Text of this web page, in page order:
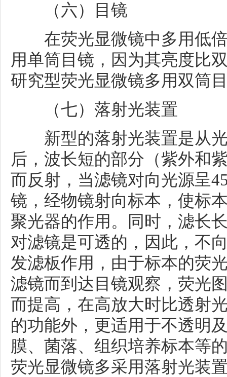
（六）目镜
在荧光显微镜中多用低倍
用单筒目镜，因为其亮度比
研究型荧光显微镜多用双筒
（七）落射光装置
新型的落射光装置是从光
后，波长短的部分（紫外和
而反射，当滤镜对向光源呈
镜，经物镜射向标本，使标
聚光器的作用。同时，滤长
对滤镜是可透的，因此，不
发滤板作用，由于标本的荧
滤镜而到达目镜观察，荧光
而提高，在高放大时比透射
的功能外，更适用于不透明
膜、菌落、组织培养标本等
荧光显微镜多采用落射光装